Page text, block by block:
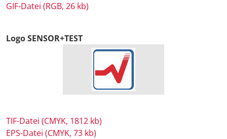
GIF-Datei (RGB, 26 kb)
Logo SENSOR+TEST
TIF-Datei (CMYK, 1812 kb)
EPS-Datei (CMYK, 73 kb)